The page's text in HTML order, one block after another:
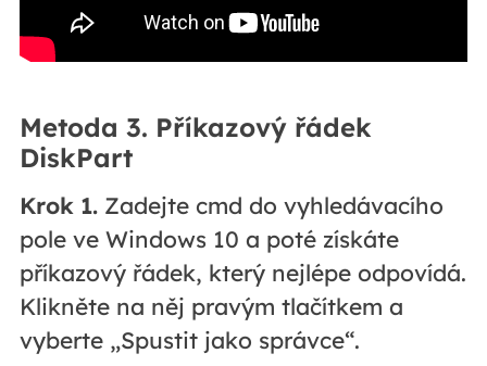
Metoda 3. Příkazový řádek
DiskPart
Krok 1.Zadejte cmd do vyhledávacího
pole ve Windows 10 a poté získáte
příkazový řádek, který nejlépe odpovídá.
Klikněte na něj pravým tlačítkem a
vyberte „Spustit jako správce“.